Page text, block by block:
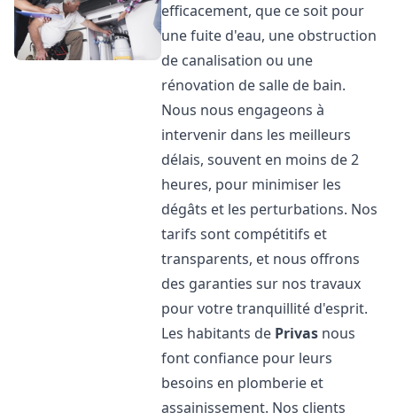
efficacement, que ce soit pour
une fuite d'eau, une obstruction
de canalisation ou une
rénovation de salle de bain.
Nous nous engageons à
intervenir dans les meilleurs
délais, souvent en moins de 2
heures, pour minimiser les
dégâts et les perturbations. Nos
tarifs sont compétitifs et
transparents, et nous offrons
des garanties sur nos travaux
pour votre tranquillité d'esprit.
Les habitants de Privas nous
font confiance pour leurs
besoins en plomberie et
assainissement. Nos clients